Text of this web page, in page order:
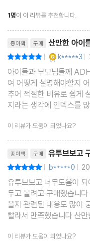
PART 5 부모도 돌봄이 필
산만한 아이를 키운다는 것
에필로그 모든 아이가 빛
1명이 이 리뷰를 추천합니다.
종이책 구매 산만한 아이
| k*****3 |
아이들과 부모님들께
여 어떻게 설명해야할지
추어 적절한 비유로 쉽게
지라는 생각에 인덱스를
려움을 쳅터별로 나누어
을 안내하고 있고 마지막
이 리뷰가 도움이 되었나요?
종이책 구매 유투브보고
| b*****0 |
유투브보고 너무도움이
두고 볼려고 구매했습니
을지 관련된 내용도 많이
빨라서 만족했습니다 산
이 리뷰가 도움이 되었나요?